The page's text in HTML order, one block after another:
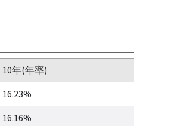
10年(年率)
16.23%
16.16%